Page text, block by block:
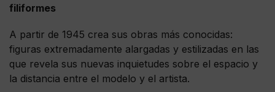
filiformes
A partir de 1945 crea sus obras más conocidas:
figuras extremadamente alargadas y estilizadas en las
que revela sus nuevas inquietudes sobre el espacio y
la distancia entre el modelo y el artista.